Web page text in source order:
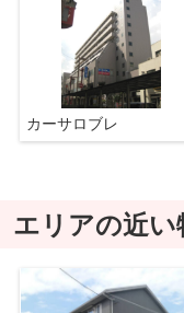
カーサロブレ
エリアの近い